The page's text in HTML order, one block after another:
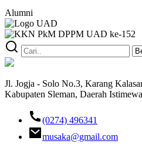
Alumni
Jl. Jogja - Solo No.3, Karang
Kabupaten Sleman, Daerah
(0274) 496341
musaka@gmail.com